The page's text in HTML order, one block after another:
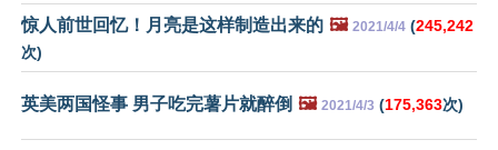
惊人前世回忆！月亮是这样制造出来的 🖼️ 2021/4/4 (245,242
次)
英美两国怪事 男子吃完薯片就醉倒 🖼️ 2021/4/3 (175,363次)